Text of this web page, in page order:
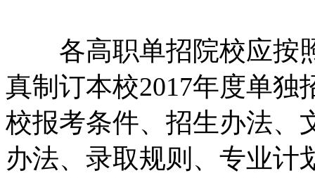
各高职单招院校应按
真制订本校2017年度单
校报考条件、招生办法、
办法、录取规则、专业计